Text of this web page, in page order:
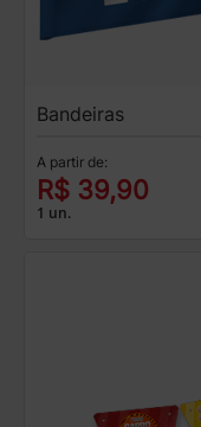
Bandeiras
A partir de:
R$ 39,90
1 un.